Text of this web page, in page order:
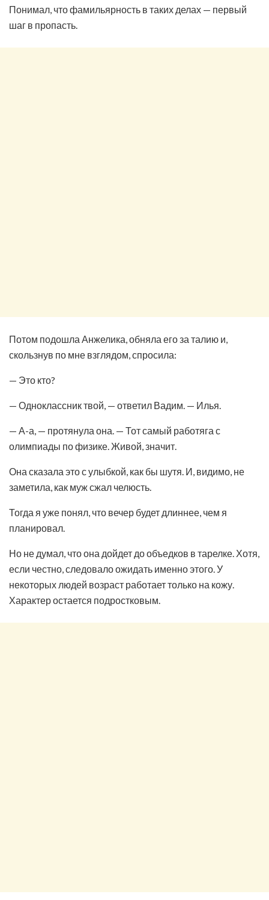
Понимал, что фамильярность в таких делах — первый
шаг в пропасть.
Потом подошла Анжелика, обняла его за талию и,
скользнув по мне взглядом, спросила:
— Это кто?
— Одноклассник твой, — ответил Вадим. — Илья.
— А-а, — протянула она. — Тот самый работяга с
олимпиады по физике. Живой, значит.
Она сказала это с улыбкой, как бы шутя. И, видимо, не
заметила, как муж сжал челюсть.
Тогда я уже понял, что вечер будет длиннее, чем я
планировал.
Но не думал, что она дойдет до объедков в тарелке. Хотя,
если честно, следовало ожидать именно этого. У
некоторых людей возраст работает только на кожу.
Характер остается подростковым.